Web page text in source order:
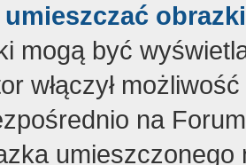
umieszczać
mogą być
włączył
na